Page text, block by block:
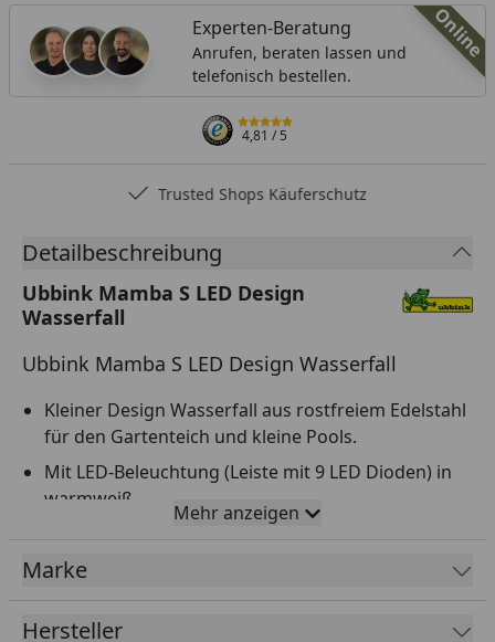
Online
Experten-Beratung
Anrufen, beraten lassen und
telefonisch bestellen.
4,81/ 5
Trusted Shops Käuferschutz
Detailbeschreibung
Ubbink Mamba S LED Design
Wasserfall
Ubbink Mamba S LED Design Wasserfall
Kleiner Design Wasserfall aus rostfreiem Edelstahl
für den Gartenteich und kleine Pools.
Mit LED-Beleuchtung (Leiste mit 9 LED Dioden) in
warmweiß.
Modernes und dekoratives Element aus
hochwertigem rostfreien Edelstahl INOX 316 L.
Inkl. Anschlussmaterial und 12 V Sicherheitstrafo.
Geeignet für Teichpumpen mit 6000 l/h
Mehr anzeigen
Marke
Hersteller